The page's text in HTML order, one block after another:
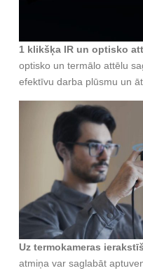
1 klikšķa IR un optisko
optisko un termālo attēlu
efektīvu darba plūsmu un
Uz termokameras
atmiņa var saglabāt